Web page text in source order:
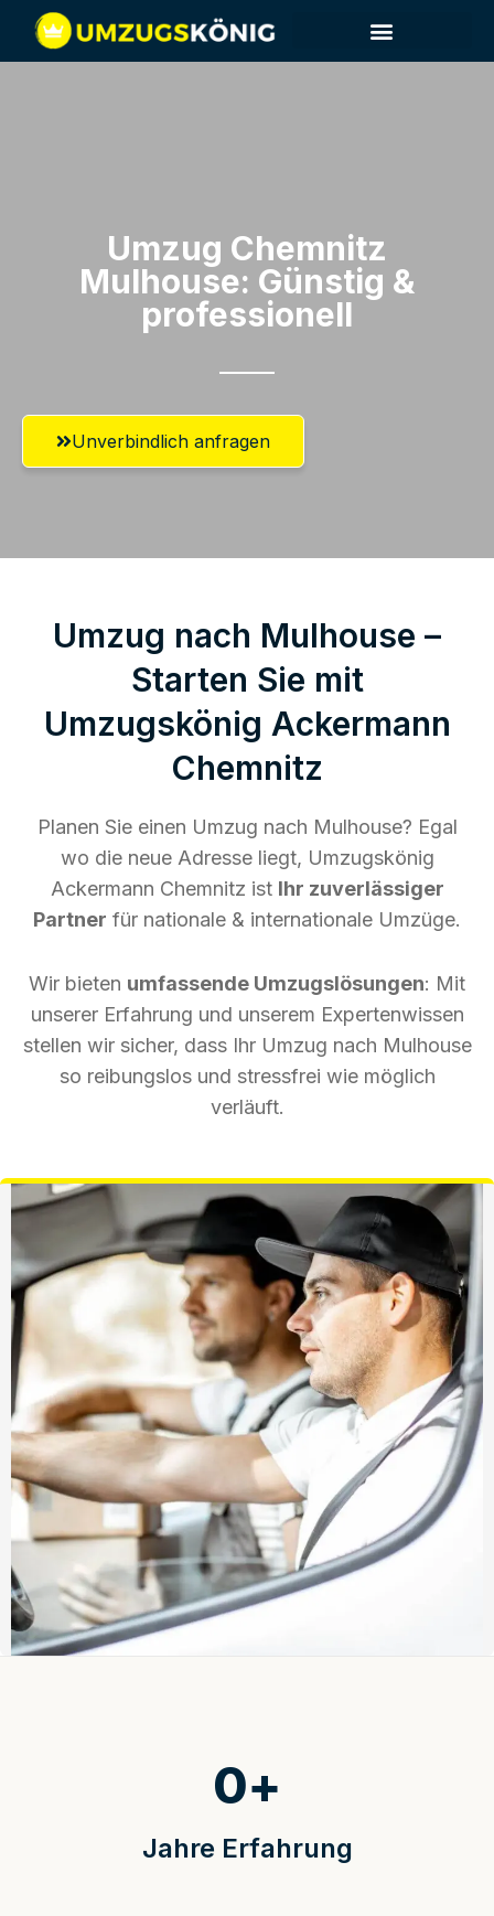
Umzug Chemnitz​
Mulhouse: Günstig &
professionell​
Unverbindlich anfragen
Umzug nach Mulhouse –
Starten Sie mit
Umzugskönig Ackermann
Chemnitz
Planen Sie einen Umzug nach Mulhouse? Egal
wo die neue Adresse liegt, Umzugskönig
Ackermann Chemnitz ist Ihr zuverlässiger
Partner für nationale & internationale Umzüge.
Wir bieten umfassende Umzugslösungen: Mit
unserer Erfahrung und unserem Expertenwissen
stellen wir sicher, dass Ihr Umzug nach Mulhouse
so reibungslos und stressfrei wie möglich
verläuft.
Jahre Erfahrung
0+